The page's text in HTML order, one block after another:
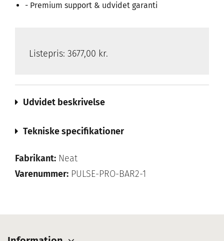
- Premium support & udvidet garanti
Listepris: 3677,00 kr.
Udvidet beskrivelse
Tekniske specifikationer
Fabrikant: Neat
Varenummer: PULSE-PRO-BAR2-1